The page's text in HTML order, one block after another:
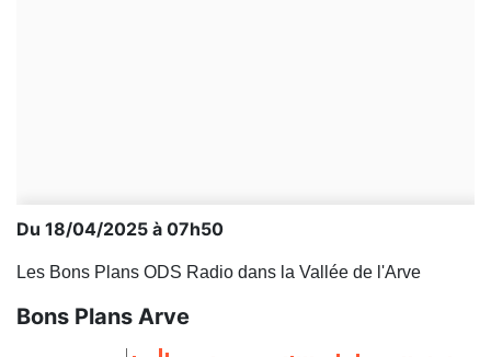
Du 18/04/2025 à 07h50
Les Bons Plans ODS Radio dans la Vallée de l'Arve
Bons Plans Arve